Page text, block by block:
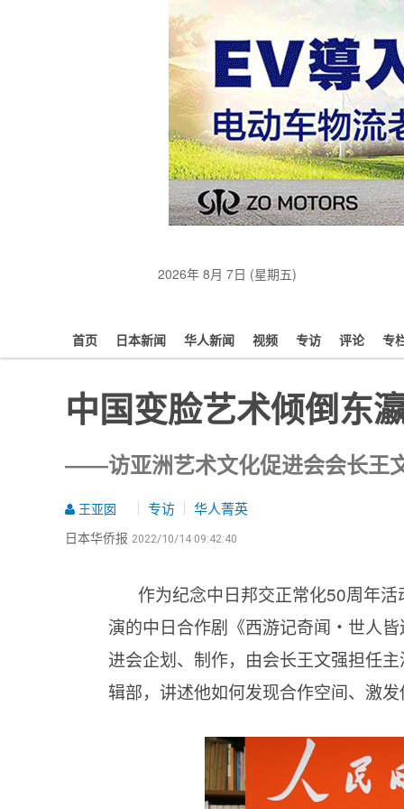
2026年 8月 7日 (星期五)
首页 日本新闻 华人新闻 视频 专访 评论 专
中国变脸艺术倾倒东
——访亚洲艺术文化促进会会长王
王亚囡 专访 华人菁英
日本华侨报 2022/10/14 09:42:40
作为纪念中日邦交正常化50周年
演的中日合作剧《西游记奇闻・世人
进会企划、制作，由会长王文强担任
辑部，讲述他如何发现合作空间、激